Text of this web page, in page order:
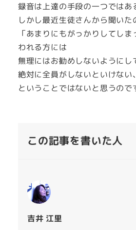
録音は上達の手段の一つではあ
しかし最近生徒さんから聞いた
「あまりにもがっかりしてし
われる方には
無理にはお勧めしないようにし
絶対に全員がしないといけない、
ということではないと思うので
この記事を書いた人
吉井 江里